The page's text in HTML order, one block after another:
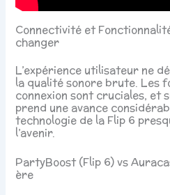
Connectivité et
changer
L’expérience utilisateur ne
la qualité sonore brute. Les
connexion sont cruciales, et
prend une avance
technologie de la Flip 6
l’avenir.
PartyBoost (Flip 6) vs
ère